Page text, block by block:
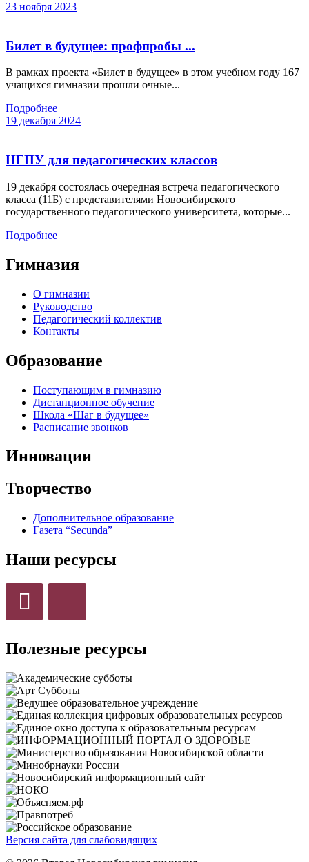
23 ноября 2023
Билет в будущее: профпробы ...
В рамках проекта «Билет в будущее» в этом учебном году 167
учащихся гимназии прошли очные...
Подробнее
19 декабря 2024
НГПУ для педагогических классов
19 декабря состоялась очередная встреча педагогического
класса (11Б) с представителями Новосибирского
государственного педагогического университета, которые...
Подробнее
Гимназия
О гимназии
Руководство
Педагогический коллектив
Контакты
Образование
Поступающим в гимназию
Дистанционное обучение
Школа «Шаг в будущее»
Расписание звонков
Инновации
Творчество
Дополнительное образование
Газета “Secunda”
Наши ресурсы
Полезные ресурсы
Версия сайта для слабовидящих